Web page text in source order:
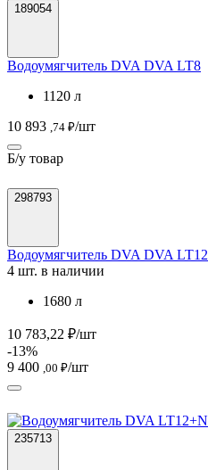
189054
Водоумягчитель DVA DVA LT8
1120 л
10 893 ,74 ₽/шт
Б/у товар
298793
Водоумягчитель DVA DVA LT12
4 шт. в наличии
1680 л
10 783,22 ₽/шт
-13%
9 400 ,00 ₽/шт
235713